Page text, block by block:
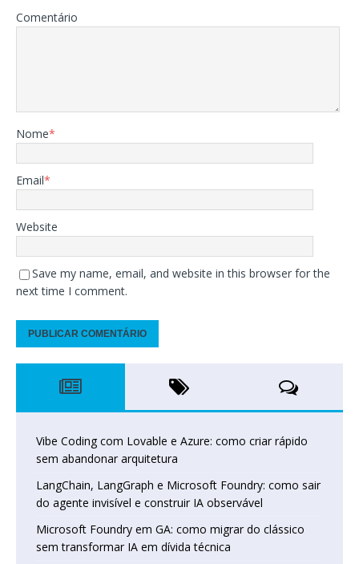
Comentário
Nome*
Email*
Website
Save my name, email, and website in this browser for the
next time I comment.
Vibe Coding com Lovable e Azure: como criar rápido
sem abandonar arquitetura
LangChain, LangGraph e Microsoft Foundry: como sair
do agente invisível e construir IA observável
Microsoft Foundry em GA: como migrar do clássico
sem transformar IA em dívida técnica